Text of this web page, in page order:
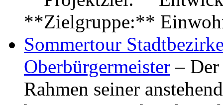
**Zielgruppe:**
Sommertour
Oberbürgermeister –
Rahmen seiner